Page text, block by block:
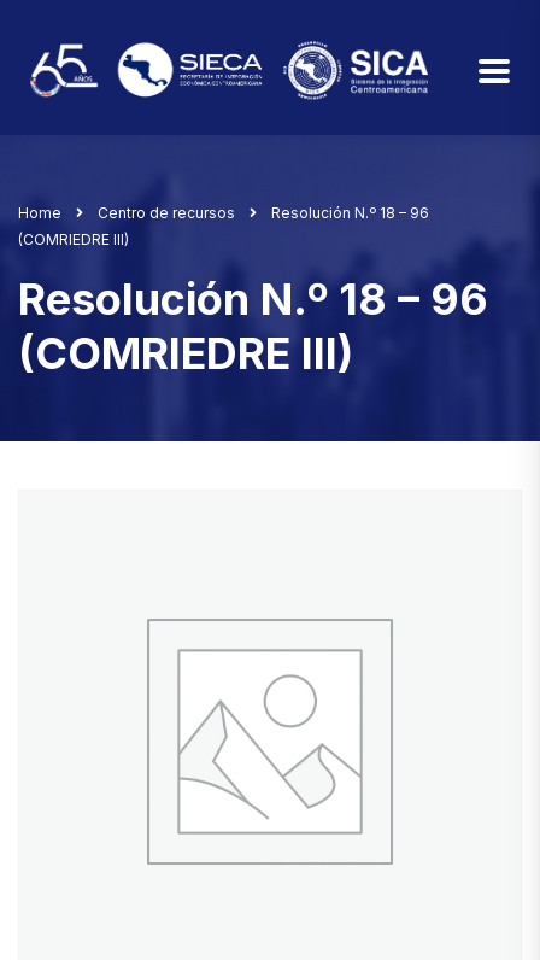
Home Centro de recursos
Resolución N.º 18 – 96
(COMRIEDRE III)
Resolución N.º 18 – 96
(COMRIEDRE III)